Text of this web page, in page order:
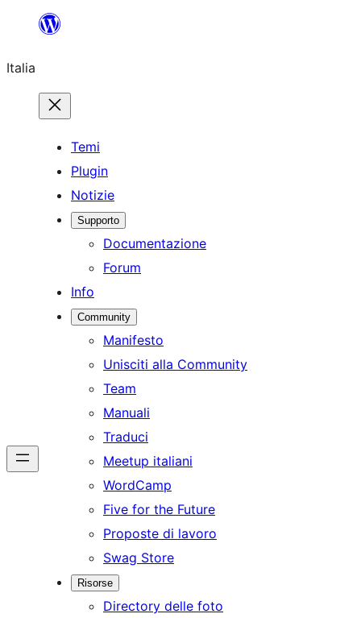
contenuto
Italia
Temi
Plugin
Notizie
Supporto
Documentazione
Forum
Info
Community
Manifesto
Unisciti alla Community
Team
Manuali
Traduci
Meetup italiani
WordCamp
Five for the Future
Proposte di lavoro
Swag Store
Risorse
Directory delle foto